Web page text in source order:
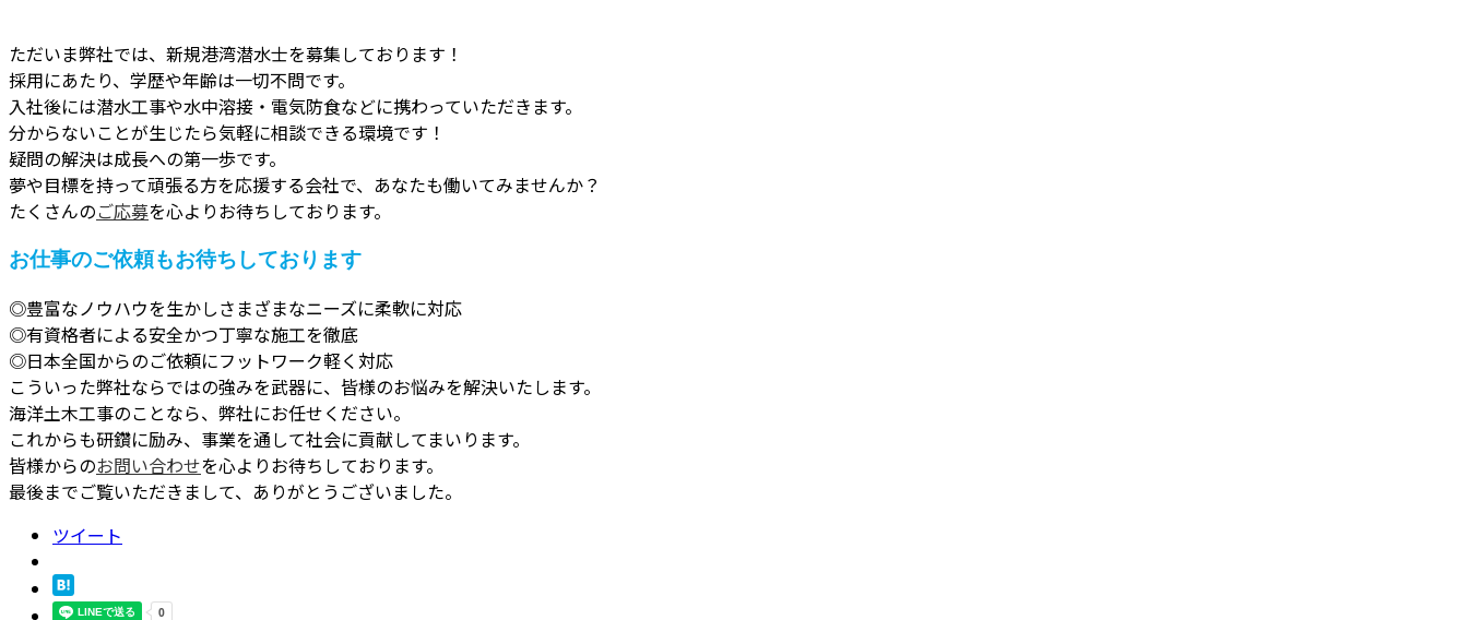
ただいま弊社では、新規港湾潜水士を募集しております！
採用にあたり、学歴や年齢は一切不問です。
入社後には潜水工事や水中溶接・電気防食などに携わっていただきます。
分からないことが生じたら気軽に相談できる環境です！
疑問の解決は成長への第一歩です。
夢や目標を持って頑張る方を応援する会社で、あなたも働いてみませんか？
たくさんのご応募を心よりお待ちしております。
お仕事のご依頼もお待ちしております
◎豊富なノウハウを生かしさまざまなニーズに柔軟に対応
◎有資格者による安全かつ丁寧な施工を徹底
◎日本全国からのご依頼にフットワーク軽く対応
こういった弊社ならではの強みを武器に、皆様のお悩みを解決いたします。
海洋土木工事のことなら、弊社にお任せください。
これからも研鑽に励み、事業を通して社会に貢献してまいります。
皆様からのお問い合わせを心よりお待ちしております。
最後までご覧いただきまして、ありがとうございました。
ツイート